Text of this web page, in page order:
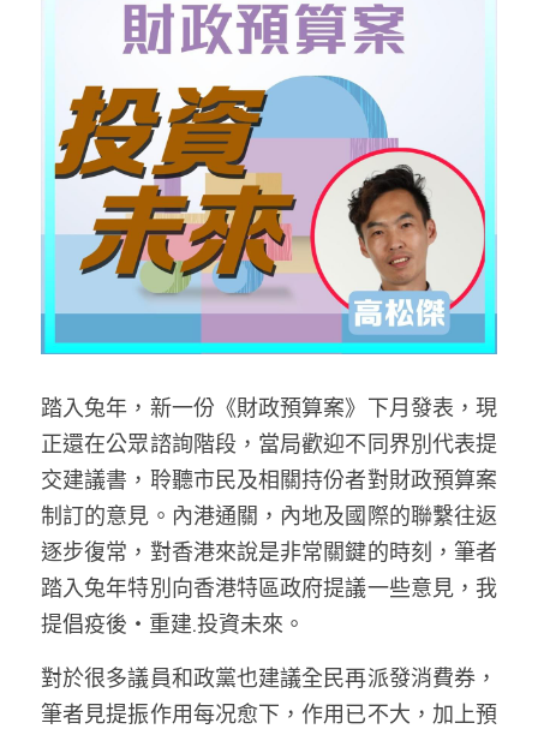
反華推手你要知
反華推手懶人包
民主派騙案十式
反華推手起底
美西霸凌內幕
美西極權主義
極端暴恐實錄
KOL 專欄
林淑芳專欄
屈穎妍專欄
朱庭萱專欄
莫綺琪專欄
招國偉專欄
高松傑專欄
林伯強專欄
馮煒光專欄
KOL 精選
絕密法庭檔案
醫院口岸爆炸案
屠龍小隊案
黎智英案審訊
35+顛覆案
生活
吃喝玩指南
休閒好介紹
花生仔漫畫週記
關於我們
人才招聘
商戶合作
支持讚助
條款及細則
關於我們
搜索
繁體中文
English
踏入兔年，新一份《財政預算案》下月發表，現
正還在公眾諮詢階段，當局歡迎不同界別代表提
交建議書，聆聽市民及相關持份者對財政預算案
制訂的意見。內港通關，內地及國際的聯繫往返
逐步復常，對香港來說是非常關鍵的時刻，筆者
踏入兔年特別向香港特區政府提議一些意見，我
提倡疫後‧重建.投資未來。
對於很多議員和政黨也建議全民再派發消費券，
筆者見提振作用每况愈下，作用已不大，加上預